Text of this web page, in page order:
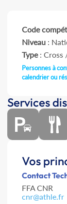
Code
Niveau :
Type: Cross
Personnes à
calendrier ou
Services
Vos
Contact
FFA CNR
cnr@athle.fr